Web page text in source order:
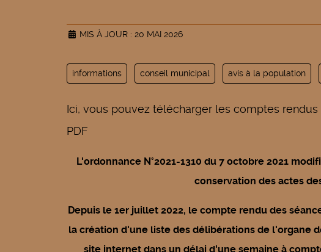
MIS À JOUR : 20 MAI 2026
informations conseil municipal avis à la population
Ici, vous pouvez télécharger les comptes
PDF
L'ordonnance N°2021-1310 du 7 octobre 2021
conservation des actes
Depuis le 1er juillet 2022, le compte rendu des
la création d'une liste des délibérations de l'organe
site internet dans un délai d'une semaine à